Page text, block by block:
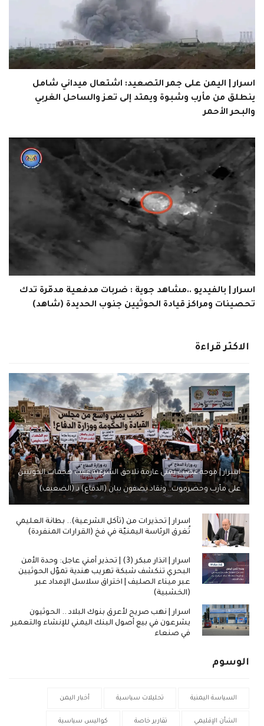
اسرار | اليمن على جمر التصعيد: اشتعال ميداني شامل
ينطلق من مأرب وشبوة ويمتد إلى تعز والساحل الغربي
والبحر الأحمر
اسرار | بالفيديو ..مشاهد جوية : ضربات مدفعية مدمّرة تدك
تحصينات ومراكز قيادة الحوثيين جنوب الحديدة (شاهد)
الاكثر قراءة
اسرار | موجة غضب يمني عارمة تلاحق الشرعية عقب هجمات الحوثيين
على مأرب وحضرموت.. ونقاد يصفون بيان (الدفاع) بـ (الضعيف)
اسرار | تحذيرات من (تآكل الشرعية).. بطانة العليمي
تُغرق الرئاسة اليمنيّة في فخ (القرارات المنفردة)
اسرار | انذار مبكر (3) | تحذير أمني عاجل: وحدة الأمن
البحري تنكشف شبكة تهريب هندية تموّل الحوثيين
عبر ميناء الصليف | اختراق سلاسل الإمداد عبر
(الخشبية)
اسرار | نهب صريح لأعرق بنوك البلاد .. الحوثيون
يشرعون في بيع أصول البنك اليمني للإنشاء والتعمير
في صنعاء
الوسوم
السياسة اليمنية تحليلات سياسية أخبار اليمن
الشأن الإقليمي تقارير خاصة كواليس سياسية